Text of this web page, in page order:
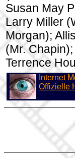
Susan May
Larry Miller
Morgan);
(Mr.
Terrence
Internet
Offizielle